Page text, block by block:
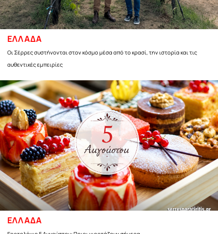
ΕΛΛΑΔΑ
Οι Σέρρες συστήνονται στον κόσμο μέσα από το κρασί, την ιστορία και τις
αυθεντικές εμπειρίες
ΕΛΛΑΔΑ